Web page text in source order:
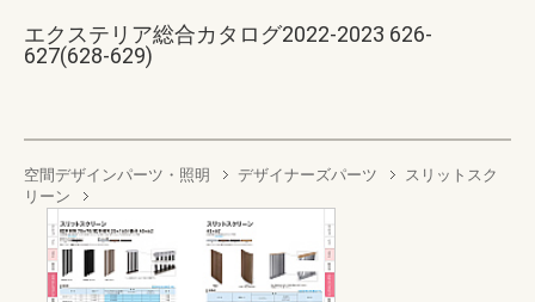
エクステリア総合カタログ2022-2023 626-
627(628-629)
空間デザインパーツ・照明 デザイナーズパーツ
スリットスク
リーン